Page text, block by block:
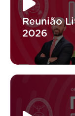
Reunião
2026